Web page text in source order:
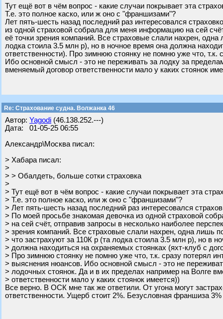
Тут ещё вот в чём вопрос - какие случаи покрывает эта
Т.е. это полное каско, или ж оно с "франшизами"?
Лет пять-шесть назад последний раз интересовался
из одной страховой собрала для меня информацию на сей
её точки зрения компаний. Все страховые слали нахрен,
лодка стоила 3.5 млн р), но в ночное время она должна
ответственности). Про зимнюю стоянку не помню уже что,
Ибо основной смысл - это не переживать за лодку за
вменяемый договор ответственности мало у каких стоянок
Re: Страхование судна. Волжанка 46
Автор: Yagodi (46.138.252.---)
Дата: 01-05-25 06:55
Александр\Москва писал:
> Хабара писал:
>
> > Обалдеть, больше сотки страховка
>
> Тут ещё вот в чём вопрос - какие случаи покрывает эта
> Т.е. это полное каско, или ж оно с "франшизами"?
> Лет пять-шесть назад последний раз интересовался
> По моей просьбе знакомая девочка из одной страховой
> на сей счёт, отправив запросы в несколько наиболее
> зрения компаний. Все страховые слали нахрен, одна лишь
> что застрахуют за 110К р (та лодка стоила 3.5 млн р), но в
> должна находиться на охраняемых стоянках (яхт-клуб с
> Про зимнюю стоянку не помню уже что, т.к. сразу потерял
> выяснения нюансов. Ибо основной смысл - это не
> лодочных стоянок. Да и в их пределах например на Волге
> ответственности мало у каких стоянок имеется))
Все верно. В ОСК мне так же ответили. От угона могут
ответственности. Ущерб стоит 2%. Безусловная франшиза